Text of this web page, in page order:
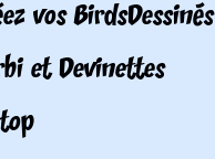
vos BirdsDessinés
et Devinettes